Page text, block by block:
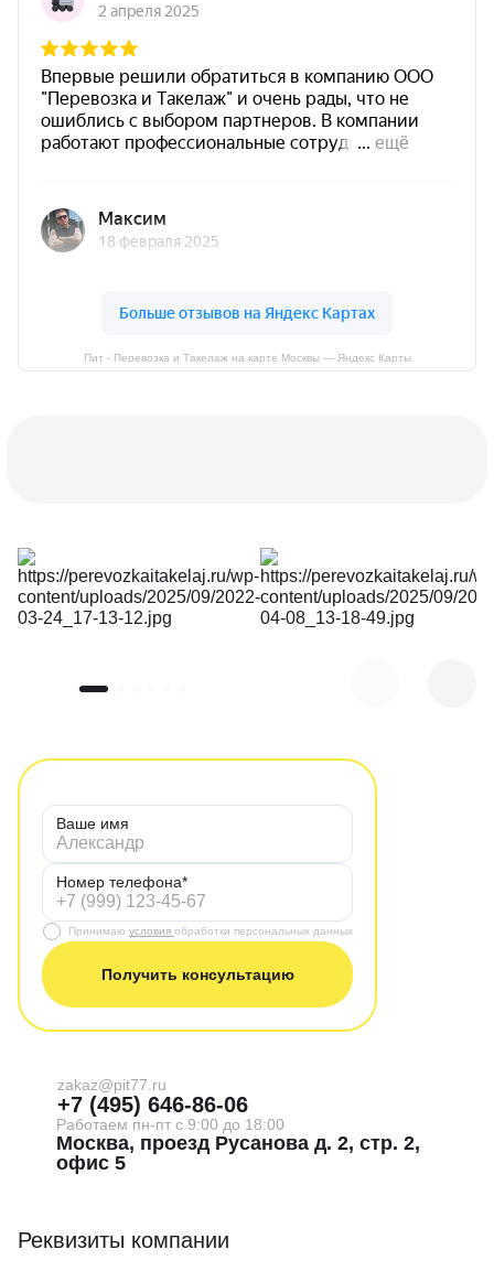
Пит - Перевозка и Такелаж на карте Москвы — Яндекс Карты
Ваше имя
Номер телефона*
Принимаю условия обработки персональных данных
Получить консультацию
zakaz@pit77.ru
+7 (495) 646-86-06
Работаем пн-пт с 9:00 до 18:00
Москва, проезд Русанова д. 2, стр. 2,
офис 5
Реквизиты компании